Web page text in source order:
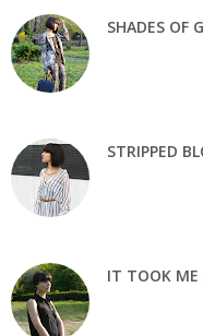
SHADES OF
STRIPPED
IT TOOK ME